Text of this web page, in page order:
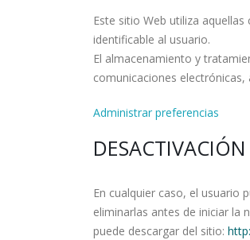
Este sitio Web utiliza
identificable al usuario.
El almacenamiento y
comunicaciones
Administrar preferencias
En cualquier caso, el usuario
eliminarlas antes de iniciar la
puede descargar del sitio: